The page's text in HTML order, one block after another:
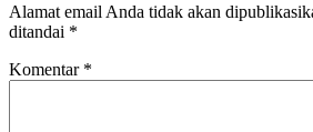
Alamat email Anda tidak akan
ditandai *
Komentar *